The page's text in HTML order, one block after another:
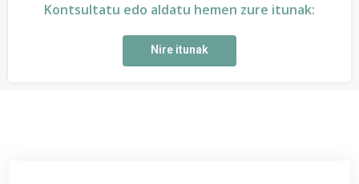
Kontsultatu edo aldatu hemen zure itunak:
Nire itunak